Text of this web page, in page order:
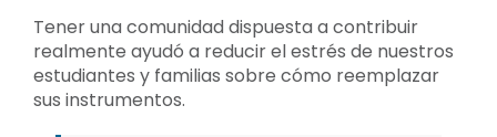
Tener una comunidad dispuesta a contribuir
realmente ayudó a reducir el estrés de nuestros
estudiantes y familias sobre cómo reemplazar
sus instrumentos.